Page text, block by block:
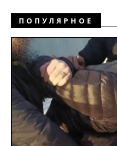
ПОПУЛЯРНОЕ